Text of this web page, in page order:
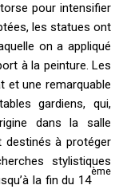
pour intensifier
les statues ont
on a appliqué
à la peinture. Les
et une remarquable
gardiens, qui,
dans la salle
destinés à protéger
stylistiques
la fin du 14
ème